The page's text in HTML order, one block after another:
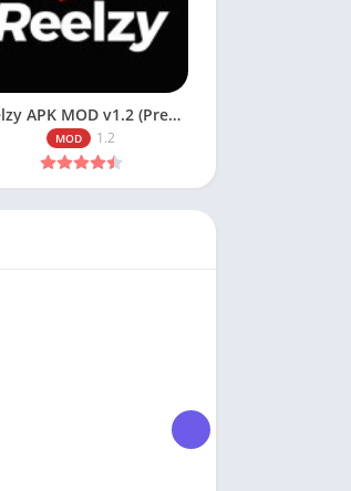
Reelzy APK MOD v1.2 (Premium) Download 2026
MOD 1.2